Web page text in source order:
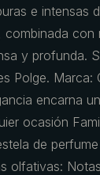
e intensas
combinada
y profunda.
Polge. Marca:
encarna
ocasión
de
olfativas: